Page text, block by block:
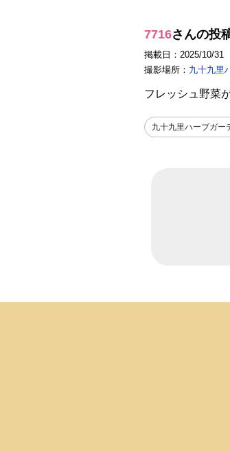
7716さんの投
掲載日：2025/10/31
撮影場所： 九十九里
フレッシュ野菜
九十九里ハーブガー